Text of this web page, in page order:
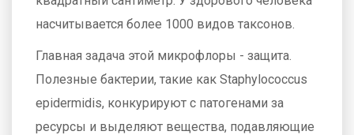
насчитывается более 1000 видов таксонов.
Главная задача этой микрофлоры - защита.
Полезные бактерии, такие как Staphylococcus
epidermidis, конкурируют с патогенами за
ресурсы и выделяют вещества, подавляющие